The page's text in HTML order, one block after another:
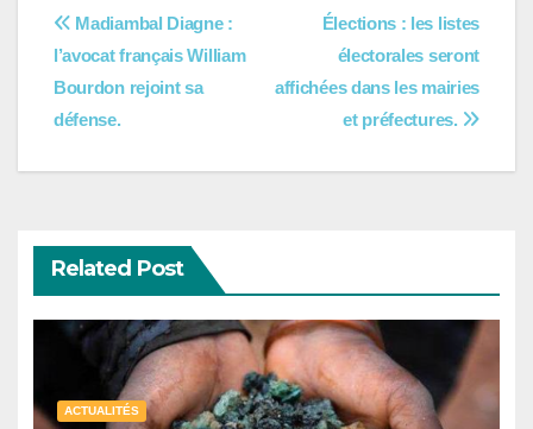
Navigation
de
l’article
Élections : les listes
électorales seront
affichées dans les mairies
et préfectures.
Madiambal Diagne :
l’avocat français William
Bourdon rejoint sa
défense.
Related Post
ACTUALITÉS